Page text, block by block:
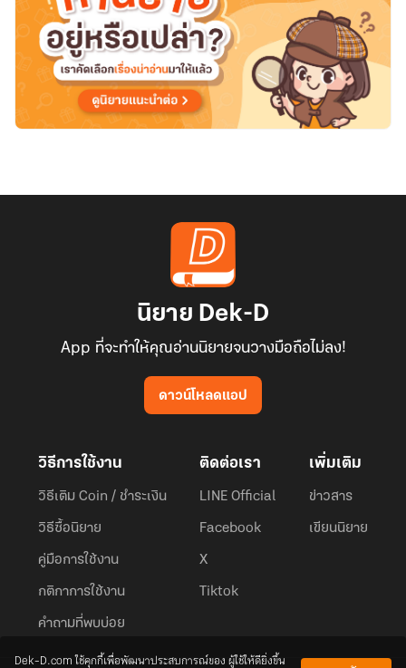
นิยาย Dek-D
App ที่จะทำให้คุณอ่านนิยายจนวางมือถือไม่ลง!
ดาวน์โหลดแอป
วิธีการใช้งาน
วิธีเติม Coin / ชำระเงิน
วิธีซื้อนิยาย
คู่มือการใช้งาน
กติกาการใช้งาน
คำถามที่พบบ่อย
ติดต่อเรา
LINE Official
Facebook
X
Tiktok
เพิ่มเติม
ข่าวสาร
เขียนนิยาย
Dek-D.com ใช้คุกกี้เพื่อพัฒนาประสบการณ์ของ ผู้ใช้ให้ดียิ่งขึ้น